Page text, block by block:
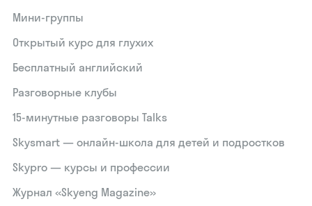
Мини-группы
Открытый курс для глухих
Бесплатный английский
Разговорные клубы
15‑минутные разговоры Talks
Skysmart — онлайн-школа для детей и подростков
Skypro — курсы и профессии
Журнал «Skyeng Magazine»